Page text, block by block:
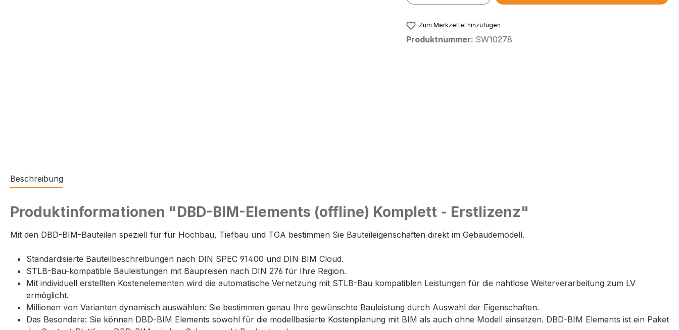
Zum Merkzettel hinzufügen
Produktnummer: SW10278
Beschreibung
Produktinformationen "DBD-BIM-Elements (offline) Komplett - Erstlizenz"
Mit den DBD-BIM-Bauteilen speziell für für Hochbau, Tiefbau und TGA bestimmen Sie Bauteileigenschaften direkt im Gebäudemodell.
Standardisierte Bauteilbeschreibungen nach DIN SPEC 91400 und DIN BIM Cloud.
STLB-Bau-kompatible Bauleistungen mit Baupreisen nach DIN 276 für Ihre Region.
Mit individuell erstellten Kostenelementen wird die automatische Vernetzung mit STLB-Bau kompatiblen Leistungen für die nahtlose Weiterverarbeitung zum LV
ermöglicht.
Millionen von Varianten dynamisch auswählen: Sie bestimmen genau Ihre gewünschte Bauleistung durch Auswahl der Eigenschaften.
Das Besondere: Sie können DBD-BIM Elements sowohl für die modellbasierte Kostenplanung mit BIM als auch ohne Modell einsetzen. DBD-BIM Elements ist ein Paket